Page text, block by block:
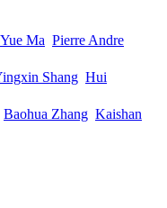
Yue Ma Pierre Andre
Shang Hui
Baohua Zhang Kaishan